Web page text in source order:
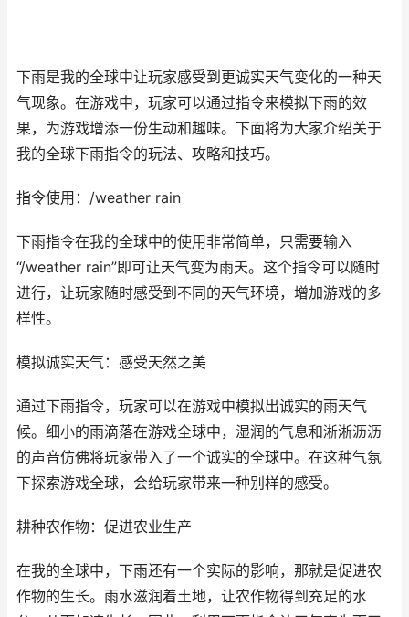
下雨是我的全球中让玩家感受到更诚实天气变化的一种天
气现象。在游戏中，玩家可以通过指令来模拟下雨的效
果，为游戏增添一份生动和趣味。下面将为大家介绍关于
我的全球下雨指令的玩法、攻略和技巧。
指令使用：/weather rain
下雨指令在我的全球中的使用非常简单，只需要输入
“/weather rain”即可让天气变为雨天。这个指令可以随时
进行，让玩家随时感受到不同的天气环境，增加游戏的多
样性。
模拟诚实天气：感受天然之美
通过下雨指令，玩家可以在游戏中模拟出诚实的雨天气
候。细小的雨滴落在游戏全球中，湿润的气息和淅淅沥沥
的声音仿佛将玩家带入了一个诚实的全球中。在这种气氛
下探索游戏全球，会给玩家带来一种别样的感受。
耕种农作物：促进农业生产
在我的全球中，下雨还有一个实际的影响，那就是促进农
作物的生长。雨水滋润着土地，让农作物得到充足的水